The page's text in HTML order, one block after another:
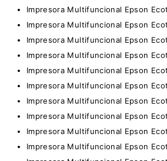
Impresora Multifuncional Epson
Impresora Multifuncional Epson
Impresora Multifuncional Epson
Impresora Multifuncional Epson
Impresora Multifuncional Epson
Impresora Multifuncional Epson
Impresora Multifuncional Epson
Impresora Multifuncional Epson
Impresora Multifuncional Epson
Impresora Multifuncional Epson